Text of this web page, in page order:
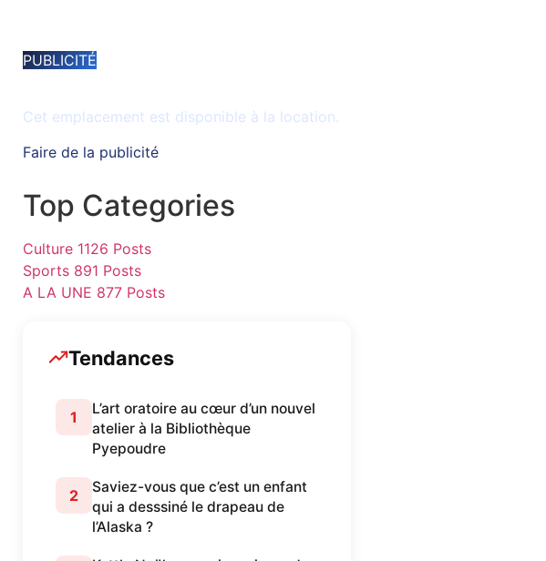
PUBLICITÉ
Cet emplacement est disponible à la location.
Faire de la publicité
Top Categories
Culture 1126 Posts
Sports 891 Posts
A LA UNE 877 Posts
Tendances
1
L’art oratoire au cœur d’un nouvel
atelier à la Bibliothèque
Pyepoudre
2
Saviez-vous que c’est un enfant
qui a desssiné le drapeau de
l’Alaska ?